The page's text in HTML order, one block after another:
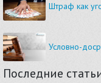
Штраф как
Условно-
Последние